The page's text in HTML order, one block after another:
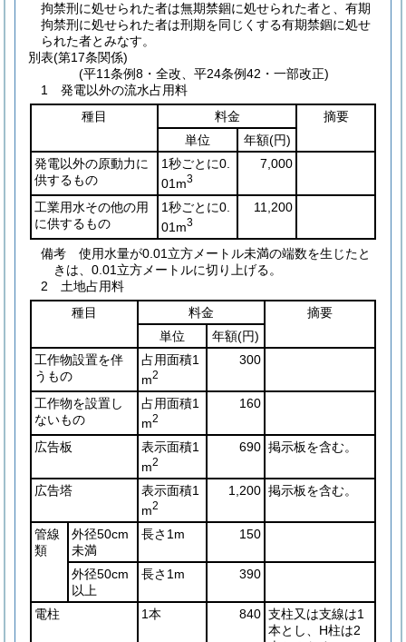
拘禁刑に処せられた者は無期禁錮に処せられた者と、有期
拘禁刑に処せられた者は刑期を同じくする有期禁錮に処せ
られた者とみなす。
別表(第17条関係)
(平11条例8・全改、平24条例42・一部改正)
1 発電以外の流水占用料
種目
料金
摘要
単位
年額(円)
発電以外の原動力に
供するもの
1秒ごとに0.
01m3
7,000
工業用水その他の用
に供するもの
1秒ごとに0.
01m3
11,200
備考 使用水量が0.01立方メートル未満の端数を生じたと
きは、0.01立方メートルに切り上げる。
2 土地占用料
種目
料金
摘要
単位
年額(円)
工作物設置を伴
うもの
占用面積1
m2
300
工作物を設置し
ないもの
占用面積1
m2
160
広告板
表示面積1
m2
690 掲示板を含む。
広告塔
表示面積1
m2
1,200 掲示板を含む。
管線
類
外径50cm
未満
長さ1m 150
外径50cm
以上
長さ1m 390
電柱 1本 840 支柱又は支線は1
本とし、H柱は2